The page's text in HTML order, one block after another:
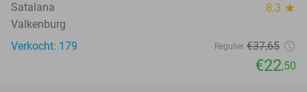
Satalana 8.3 star
Valkenburg
Verkocht: 179
Regulier €37,65
€22,50